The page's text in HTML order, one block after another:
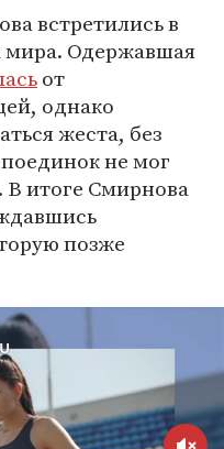
встретились в
мира. Одержавшая
от
однако
жеста, без
не мог
В итоге Смирнова
позже